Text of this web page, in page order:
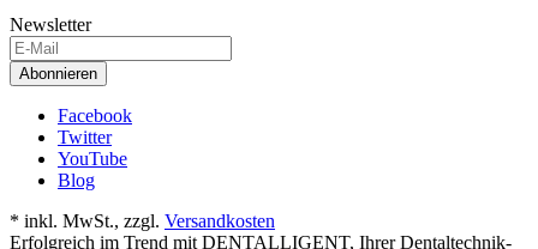
Newsletter
Abonnieren
Facebook
Twitter
YouTube
Blog
* inkl. MwSt., zzgl. Versandkosten
Erfolgreich im Trend mit DENTALLIGENT, Ihrer Dentaltechnik-